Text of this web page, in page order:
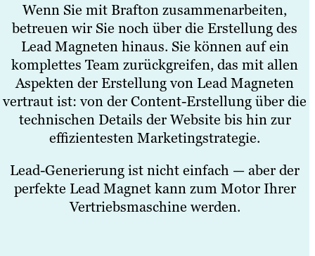
Wenn Sie mit Brafton zusammenarbeiten,
betreuen wir Sie noch über die Erstellung des
Lead Magneten hinaus. Sie können auf ein
komplettes Team zurückgreifen, das mit allen
Aspekten der Erstellung von Lead Magneten
vertraut ist: von der Content-Erstellung über die
technischen Details der Website bis hin zur
effizientesten Marketingstrategie.
Lead-Generierung ist nicht einfach — aber der
perfekte Lead Magnet kann zum Motor Ihrer
Vertriebsmaschine werden.